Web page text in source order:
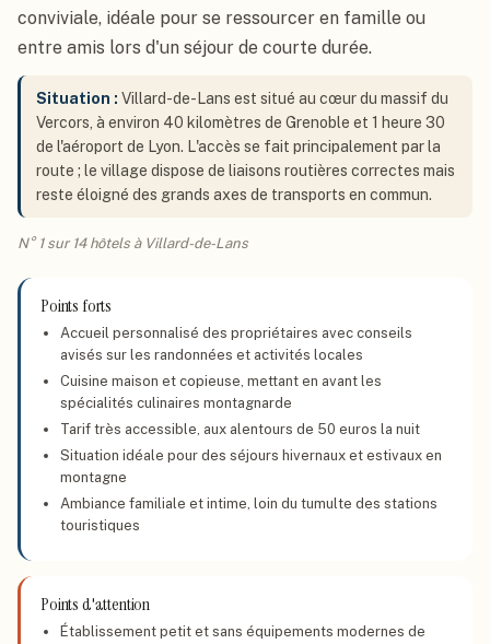
conviviale, idéale pour se ressourcer en famille ou
entre amis lors d'un séjour de courte durée.
Situation : Villard-de-Lans est situé au cœur du massif du
Vercors, à environ 40 kilomètres de Grenoble et 1 heure 30
de l'aéroport de Lyon. L'accès se fait principalement par la
route ; le village dispose de liaisons routières correctes mais
reste éloigné des grands axes de transports en commun.
N° 1 sur 14 hôtels à Villard-de-Lans
Points forts
Accueil personnalisé des propriétaires avec conseils
avisés sur les randonnées et activités locales
Cuisine maison et copieuse, mettant en avant les
spécialités culinaires montagnarde
Tarif très accessible, aux alentours de 50 euros la nuit
Situation idéale pour des séjours hivernaux et estivaux en
montagne
Ambiance familiale et intime, loin du tumulte des stations
touristiques
Points d'attention
Établissement petit et sans équipements modernes de